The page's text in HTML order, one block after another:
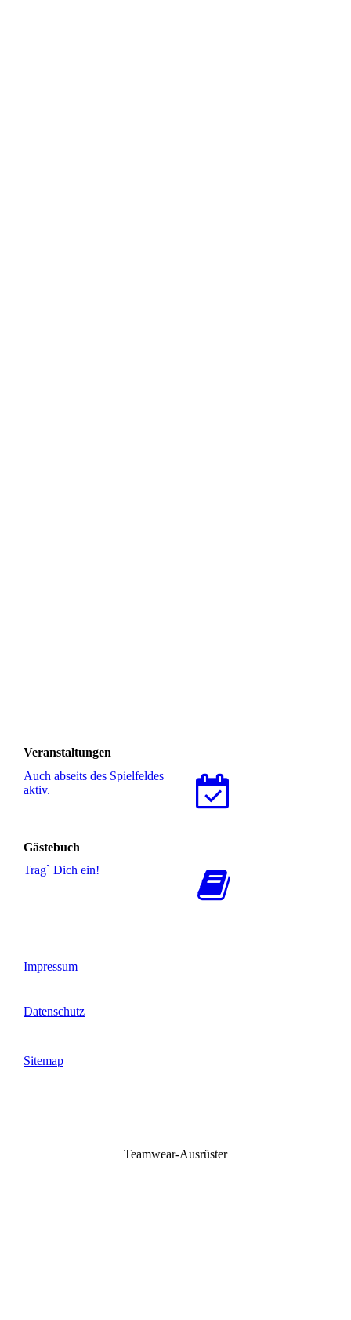
Veranstaltungen
Auch abseits des Spielfeldes
aktiv.
Gästebuch
Trag` Dich ein!
Impressum
Datenschutz
Sitemap
Teamwear-Ausrüster